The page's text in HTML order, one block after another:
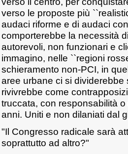
verso le proposte più
audaci riforme e di audaci
comporterebbe la necessità
autorevoli, non funzionari e
immagino, nelle ``regioni
schieramento non-PCI, in
aree urbane ci si dividerebbe
rivivrebbe come
truccata, con responsabilità
anni. Uniti e non dilaniati dal
"Il Congresso radicale sarà
soprattutto ad altro?"